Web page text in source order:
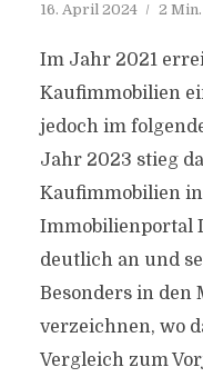
16. April 2024 2
Im Jahr 2021
Kaufimmobilien
jedoch im
Jahr 2023 stieg
Kaufimmobilien
Immobilienportal
deutlich an und
Besonders in den
verzeichnen, wo
Vergleich zum